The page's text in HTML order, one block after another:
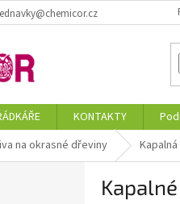
KONTAKTY
na okrasné dřeviny